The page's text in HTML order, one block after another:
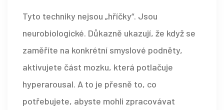
Tyto techniky nejsou „hříčky“. Jsou
neurobiologické. Důkazně ukazují, že když se
zaměříte na konkrétní smyslové podněty,
aktivujete část mozku, která potlačuje
hyperarousal. A to je přesně to, co
potřebujete, abyste mohli zpracovávat